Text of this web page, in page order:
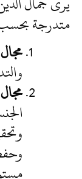
متدرجة بحسب